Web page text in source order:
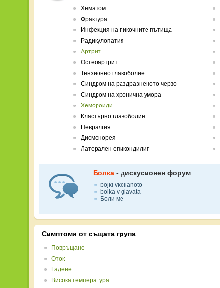
Хематом
Фрактура
Инфекция на пикочните пътища
Радикулопатия
Артрит
Остеоартрит
Тензионно главоболие
Синдром на раздразненото черво
Синдром на хронична умора
Хемороиди
Кластърно главоболие
Невралгия
Дисменорея
Латерален епикондилит
Болка - дискусионен форум
bojki vkolianoto
bolka v glavata
Боли ме
Симптоми от същата група
Повръщане
Оток
Гадене
Висока температура